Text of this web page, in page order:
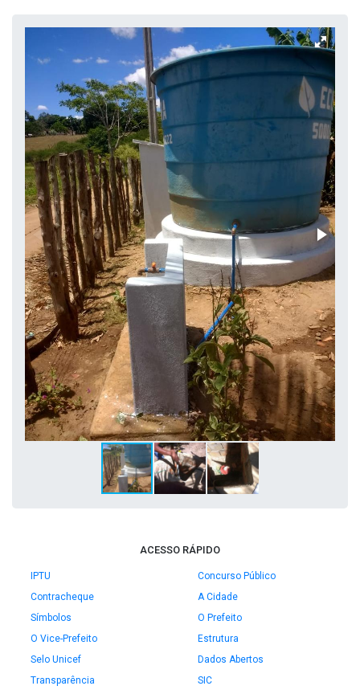
ACESSO RÁPIDO
IPTU
Concurso Público
Contracheque
A Cidade
Símbolos
O Prefeito
O Vice-Prefeito
Estrutura
Selo Unicef
Dados Abertos
Transparência
SIC